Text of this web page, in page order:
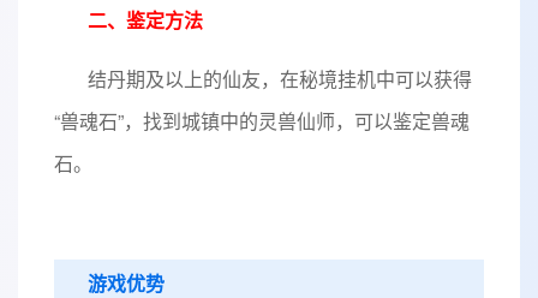
二、鉴定方法
结丹期及以上的仙友，在秘境挂机中可以获得
“兽魂石”，找到城镇中的灵兽仙师，可以鉴定兽魂
石。
游戏优势